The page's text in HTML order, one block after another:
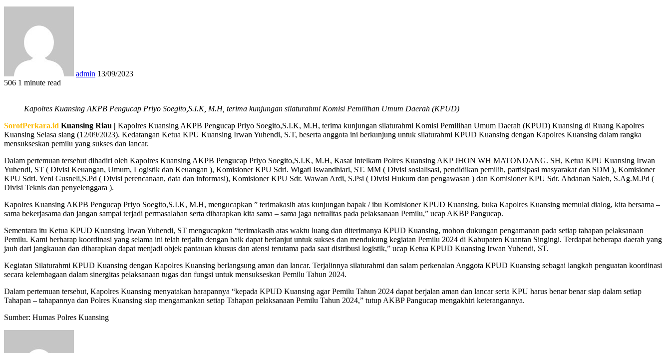
admin 13/09/2023
506 1 minute read
Kapolres Kuansing AKPB Pengucap Priyo Soegito,S.I.K, M.H, terima kunjungan silaturahmi Komisi Pemilihan Umum Daerah (KPUD)
SorotPerkara.id Kuansing Riau | Kapolres Kuansing AKPB Pengucap Priyo Soegito,S.I.K, M.H, terima kunjungan silaturahmi Komisi Pemilihan Umum Daerah (KPUD) Kuansing di Ruang Kapolres
Kuansing Selasa siang (12/09/2023). Kedatangan Ketua KPU Kuansing Irwan Yuhendi, S.T, beserta anggota ini berkunjung untuk silaturahmi KPUD Kuansing dengan Kapolres Kuansing dalam rangka
mensukseskan pemilu yang sukses dan lancar.
Dalam pertemuan tersebut dihadiri oleh Kapolres Kuansing AKPB Pengucap Priyo Soegito,S.I.K, M.H, Kasat Intelkam Polres Kuansing AKP JHON WH MATONDANG. SH, Ketua KPU Kuansing Irwan
Yuhendi, ST ( Divisi Keuangan, Umum, Logistik dan Keuangan ), Komisioner KPU Sdri. Wigati Iswandhiari, ST. MM ( Divisi sosialisasi, pendidikan pemilih, partisipasi masyarakat dan SDM ), Komisioner
KPU Sdri. Yeni Gusneli,S.Pd ( Divisi perencanaan, data dan informasi), Komisioner KPU Sdr. Wawan Ardi, S.Psi ( Divisi Hukum dan pengawasan ) dan Komisioner KPU Sdr. Ahdanan Saleh, S.Ag.M.Pd (
Divisi Teknis dan penyelenggara ).
Kapolres Kuansing AKPB Pengucap Priyo Soegito,S.I.K, M.H, mengucapkan ” terimakasih atas kunjungan bapak / ibu Komisioner KPUD Kuansing. buka Kapolres Kuansing memulai dialog, kita bersama –
sama bekerjasama dan jangan sampai terjadi permasalahan serta diharapkan kita sama – sama jaga netralitas pada pelaksanaan Pemilu,” ucap AKBP Pangucap.
Sementara itu Ketua KPUD Kuansing Irwan Yuhendi, ST mengucapkan “terimakasih atas waktu luang dan diterimanya KPUD Kuansing, mohon dukungan pengamanan pada setiap tahapan pelaksanaan
Pemilu. Kami berharap koordinasi yang selama ini telah terjalin dengan baik dapat berlanjut untuk sukses dan mendukung kegiatan Pemilu 2024 di Kabupaten Kuantan Singingi. Terdapat beberapa daerah yang
jauh dari jangkauan dan diharapkan dapat menjadi objek pantauan khusus dan atensi terutama pada saat distribusi logistik,” ucap Ketua KPUD Kuansing Irwan Yuhendi, ST.
Kegiatan Silaturahmi KPUD Kuansing dengan Kapolres Kuansing berlangsung aman dan lancar. Terjalinnya silaturahmi dan salam perkenalan Anggota KPUD Kuansing sebagai langkah penguatan koordinasi
secara kelembagaan dalam sinergitas pelaksanaan tugas dan fungsi untuk mensukseskan Pemilu Tahun 2024.
Dalam pertemuan tersebut, Kapolres Kuansing menyatakan harapannya “kepada KPUD Kuansing agar Pemilu Tahun 2024 dapat berjalan aman dan lancar serta KPU harus benar benar siap dalam setiap
Tahapan – tahapannya dan Polres Kuansing siap mengamankan setiap Tahapan pelaksanaan Pemilu Tahun 2024,” tutup AKBP Pangucap mengakhiri keterangannya.
Sumber: Humas Polres Kuansing